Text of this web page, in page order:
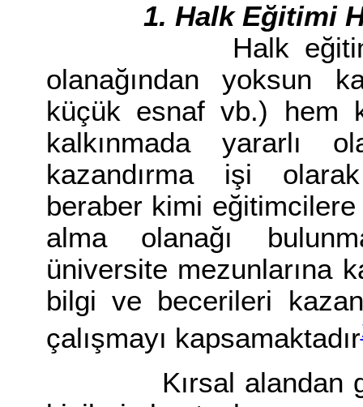
1. Halk Eğitimi
Halk eğitimi,
olanağından yoksun
küçük esnaf vb.) hem
kalkınmada yararlı
kazandırma işi
beraber kimi
alma olanağı
üniversite mezunlarına
bilgi ve becerileri
çalışmayı kapsamaktadır
Kırsal alandan